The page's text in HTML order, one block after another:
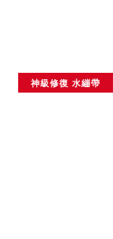
神級修復 水繃帶